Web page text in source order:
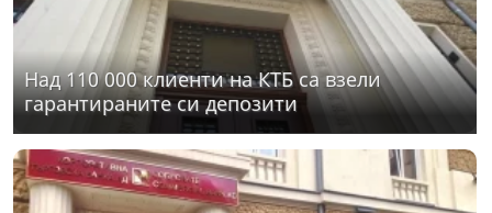
Над 110 000 клиенти на КТБ са взели
гарантираните си депозити